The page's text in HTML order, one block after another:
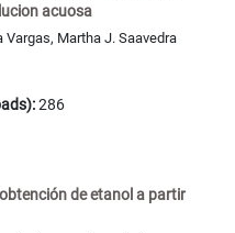
acuosa
Vargas, Martha J. Saavedra
286
de etanol a partir